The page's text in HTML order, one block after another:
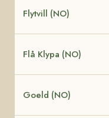
Flytvill (NO)
Flå Klypa (NO)
Goeld (NO)